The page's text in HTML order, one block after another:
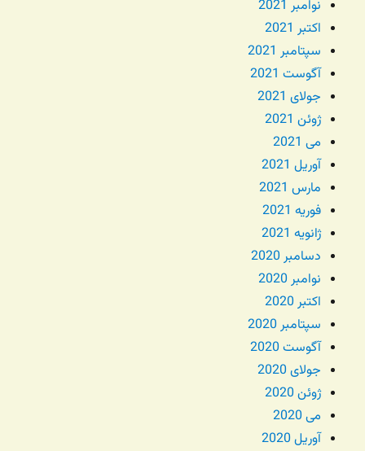
نوامبر 2021
اکتبر 2021
سپتامبر 2021
آگوست 2021
جولای 2021
ژوئن 2021
می 2021
آوریل 2021
مارس 2021
فوریه 2021
ژانویه 2021
دسامبر 2020
نوامبر 2020
اکتبر 2020
سپتامبر 2020
آگوست 2020
جولای 2020
ژوئن 2020
می 2020
آوریل 2020